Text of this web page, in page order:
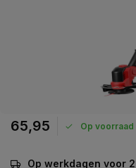
65,95 Op voorraad
Op werkdagen voor